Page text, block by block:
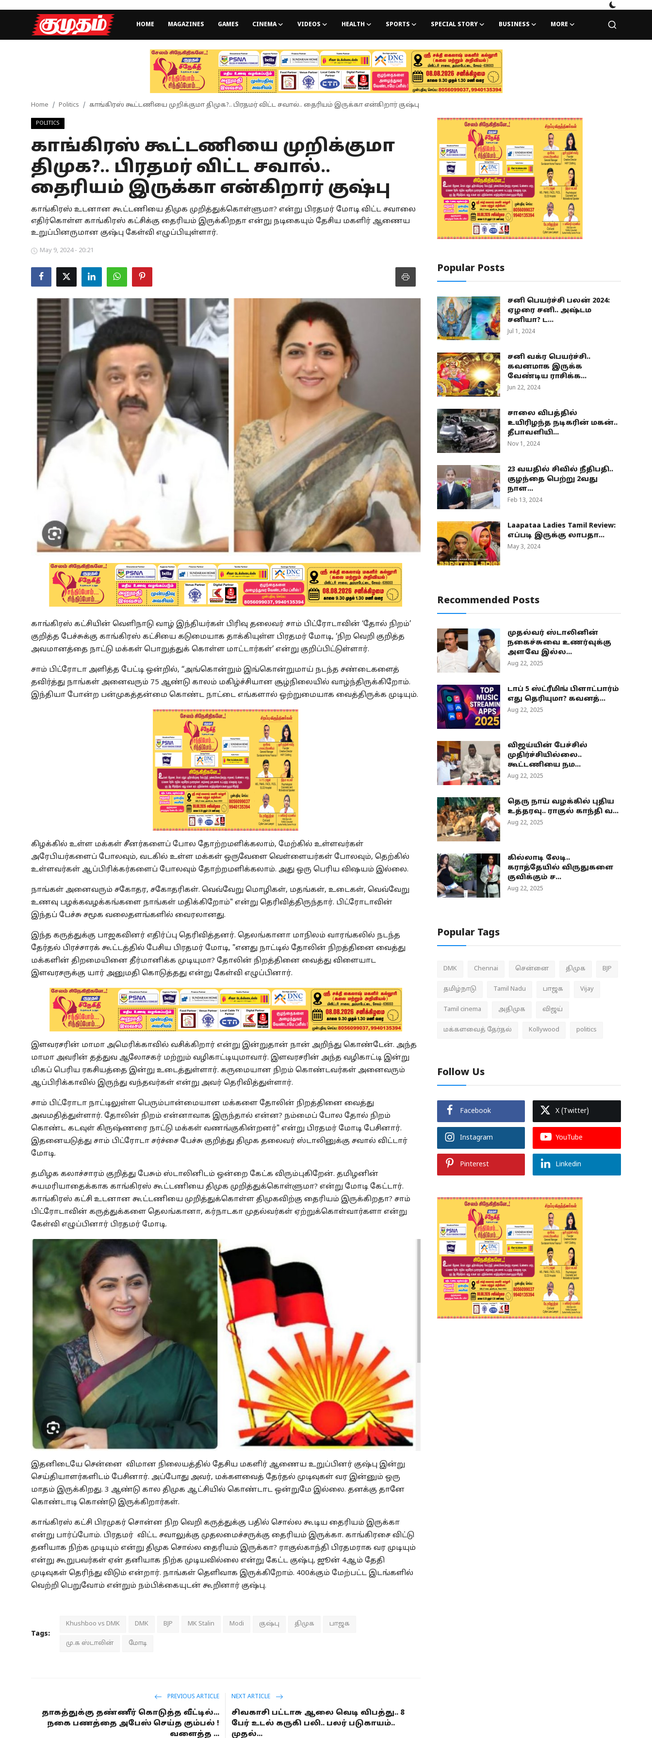
HOME MAGAZINES GAMES CINEMA VIDEOS HEALTH SPORTS SPECIAL STORY BUSINESS MORE
Games
Health
Special Story
Business
Tamilnadu
National
Astrology
Spirituality
Weather
Home Politics காங்கிரஸ் கூட்டணியை முறிக்குமா திமுக?.. பிரதமர் விட்ட சவால்.. தைரியம் இருக்கா என்கிறார் குஷ்பு
POLITICS
காங்கிரஸ் கூட்டணியை முறிக்குமா
திமுக?.. பிரதமர் விட்ட சவால்..
தைரியம் இருக்கா என்கிறார் குஷ்பு
காங்கிரஸ் உடனான கூட்டணியை திமுக முறித்துக்கொள்ளுமா? என்று பிரதமர் மோடி விட்ட சவாலை
எதிர்கொள்ள காங்கிரஸ் கட்சிக்கு தைரியம் இருக்கிறதா என்று நடிகையும் தேசிய மகளிர் ஆணைய
உறுப்பினருமான குஷ்பு கேள்வி எழுப்பியுள்ளார்.
May 9, 2024 - 20:21
காங்கிரஸ் கட்சியின் வெளிநாடு வாழ் இந்தியர்கள் பிரிவு தலைவர் சாம் பிட்ரோடாவின் ‘தோல் நிறம்’
குறித்த பேச்சுக்கு காங்கிரஸ் கட்சியை கடுமையாக தாக்கியுள்ள பிரதமர் மோடி, ‘நிற வெறி குறித்த
அவமானத்தை நாட்டு மக்கள் பொறுத்துக் கொள்ள மாட்டார்கள்’ என்று குறிப்பிட்டுள்ளார்.
சாம் பிட்ரோடா அளித்த பேட்டி ஒன்றில், “அங்கொன்றும் இங்கொன்றுமாய் நடந்த சண்டைகளைத்
தவிர்த்து நாங்கள் அனைவரும் 75 ஆண்டு காலம் மகிழ்ச்சியான சூழ்நிலையில் வாழ்ந்திருக்கிறோம்.
இந்தியா போன்ற பன்முகத்தன்மை கொண்ட நாட்டை எங்களால் ஒற்றுமையாக வைத்திருக்க முடியும்.
கிழக்கில் உள்ள மக்கள் சீனர்களைப் போல தோற்றமளிக்கலாம், மேற்கில் உள்ளவர்கள்
அரேபியர்களைப் போலவும், வடகில் உள்ள மக்கள் ஒருவேளை வெள்ளையர்கள் போலவும், தெற்கில்
உள்ளவர்கள் ஆப்பிரிக்கர்களைப் போலவும் தோற்றமளிக்கலாம். அது ஒரு பெரிய விஷயம் இல்லை.
நாங்கள் அனைவரும் சகோதர, சகோதரிகள். வெவ்வேறு மொழிகள், மதங்கள், உடைகள், வெவ்வேறு
உணவு பழக்கவழக்கங்களை நாங்கள் மதிக்கிறோம்" என்று தெரிவித்திருந்தார். பிட்ரோடாவின்
இந்தப் பேச்சு சமூக வலைதளங்களில் வைரலானது.
இந்த கருத்துக்கு பாஜகவினர் எதிர்ப்பு தெரிவித்தனர். தெலங்கானா மாநிலம் வாரங்கலில் நடந்த
தேர்தல் பிரச்சாரக் கூட்டத்தில் பேசிய பிரதமர் மோடி, "எனது நாட்டில் தோலின் நிறத்தினை வைத்து
மக்களின் திறமையினை தீர்மானிக்க முடியுமா? தோலின் நிறத்தினை வைத்து விளையாட
இளவரசருக்கு யார் அனுமதி கொடுத்தது என்று கேள்வி எழுப்பினார்.
இளவரசரின் மாமா அமெரிக்காவில் வசிக்கிறார் என்று இன்றுதான் நான் அறிந்து கொண்டேன். அந்த
மாமா அவரின் தத்துவ ஆலோசகர் மற்றும் வழிகாட்டியுமாவார். இளவரசரின் அந்த வழிகாட்டி இன்று
மிகப் பெரிய ரகசியத்தை இன்று உடைத்துள்ளார். கருமையான நிறம் கொண்டவர்கள் அனைவரும்
ஆப்பிரிக்காவில் இருந்து வந்தவர்கள் என்று அவர் தெரிவித்துள்ளார்.
சாம் பிட்ரோடா நாட்டிலுள்ள பெரும்பான்மையான மக்களை தோலின் நிறத்தினை வைத்து
அவமதித்துள்ளார். தோலின் நிறம் என்னாவாக இருந்தால் என்ன? நம்மைப் போல தோல் நிறம்
கொண்ட கடவுள் கிருஷ்ணரை நாட்டு மக்கள் வணங்குகின்றனர்" என்று பிரதமர் மோடி பேசினார்.
இதனையடுத்து சாம் பிட்ரோடா சர்ச்சை பேச்சு குறித்து திமுக தலைவர் ஸ்டாலினுக்கு சவால் விட்டார்
மோடி.
தமிழக கலாச்சாரம் குறித்து பேசும் ஸ்டாலினிடம் ஒன்றை கேட்க விரும்புகிறேன். தமிழனின்
சுயமரியாதைக்காக காங்கிரஸ் கூட்டணியை திமுக முறித்துக்கொள்ளுமா? என்று மோடி கேட்டார்.
காங்கிரஸ் கட்சி உடனான கூட்டணியை முறித்துக்கொள்ள திமுகவிற்கு தைரியம் இருக்கிறதா? சாம்
பிட்ரோடாவின் கருத்துக்களை தெலங்கானா, கர்நாடகா முதல்வர்கள் ஏற்றுக்கொள்வார்களா என்று
கேள்வி எழுப்பினார் பிரதமர் மோடி.
இதனிடையே சென்னை விமான நிலையத்தில் தேசிய மகளிர் ஆணைய உறுப்பினர் குஷ்பு இன்று
செய்தியாளர்களிடம் பேசினார். அப்போது அவர், மக்களவைத் தேர்தல் முடிவுகள் வர இன்னும் ஒரு
மாதம் இருக்கிறது. 3 ஆண்டு கால திமுக ஆட்சியில் கொண்டாட ஒன்றுமே இல்லை. தனக்கு தானே
கொண்டாடி கொண்டு இருக்கிறார்கள்.
காங்கிரஸ் கட்சி பிரமுகர் சொன்ன நிற வெறி கருத்துக்கு பதில் சொல்ல கூடிய தைரியம் இருக்கா
என்று பார்ப்போம். பிரதமர் விட்ட சவாலுக்கு முதலமைச்சருக்கு தைரியம் இருக்கா. காங்கிரசை விட்டு
தனியாக நிற்க முடியும் என்று திமுக சொல்ல தைரியம் இருக்கா? ராகுல்காந்தி பிரதமராக வர முடியும்
என்று கூறுபவர்கள் ஏன் தனியாக நிற்க முடியவில்லை என்று கேட்ட குஷ்பு, ஜூன் 4ஆம் தேதி
முடிவுகள் தெரிந்து விடும் என்றார். நாங்கள் தெளிவாக இருக்கிறோம். 400க்கும் மேற்பட்ட இடங்களில்
வெற்றி பெறுவோம் என்றும் நம்பிக்கையுடன் கூறினார் குஷ்பு.
Tags:
Khushboo vs DMK DMK BJP MK Stalin Modi குஷ்பு திமுக பாஜக
மு.க ஸ்டாலின் மோடி
PREVIOUS ARTICLE
தாகத்துக்கு தண்ணீர் கொடுத்த வீட்டில்...
நகை பணத்தை அபேஸ் செய்த கும்பல் !
வளைத்த ...
NEXT ARTICLE
சிவகாசி பட்டாசு ஆலை வெடி விபத்து.. 8
பேர் உடல் கருகி பலி.. பலர் படுகாயம்..
முதல்...
Popular Posts
சனி பெயர்ச்சி பலன் 2024:
ஏழரை சனி.. அஷ்டம
சனியா? ட...
Jul 1, 2024
சனி வக்ர பெயர்ச்சி..
கவனமாக இருக்க
வேண்டிய ராசிக்க...
Jun 22, 2024
சாலை விபத்தில்
உயிரிழந்த நடிகரின் மகன்..
தீபாவளியி...
Nov 1, 2024
23 வயதில் சிவில் நீதிபதி..
குழந்தை பெற்று 2வது
நாள...
Feb 13, 2024
Laapataa Ladies Tamil Review:
எப்படி இருக்கு லாபதா...
May 3, 2024
Recommended Posts
முதல்வர் ஸ்டாலினின்
நகைச்சுவை உணர்வுக்கு
அளவே இல்ல...
Aug 22, 2025
டாப் 5 ஸ்ட்ரீமிங் பிளாட்பார்ம்
எது தெரியுமா? கவனத்...
Aug 22, 2025
விஜய்யின் பேச்சில்
முதிர்ச்சியில்லை..
கூட்டணியை நம...
Aug 22, 2025
தெரு நாய் வழக்கில் புதிய
உத்தரவு.. ராகுல் காந்தி வ...
Aug 22, 2025
கில்லாடி லேடி..
கராத்தேயில் விருதுகளை
குவிக்கும் ச...
Aug 22, 2025
Popular Tags
DMK Chennai சென்னை திமுக BJP
தமிழ்நாடு Tamil Nadu பாஜக Vijay
Tamil cinema அதிமுக விஜய்
மக்களவைத் தேர்தல் Kollywood politics
Follow Us
Facebook X (Twitter)
Instagram YouTube
Pinterest Linkedin